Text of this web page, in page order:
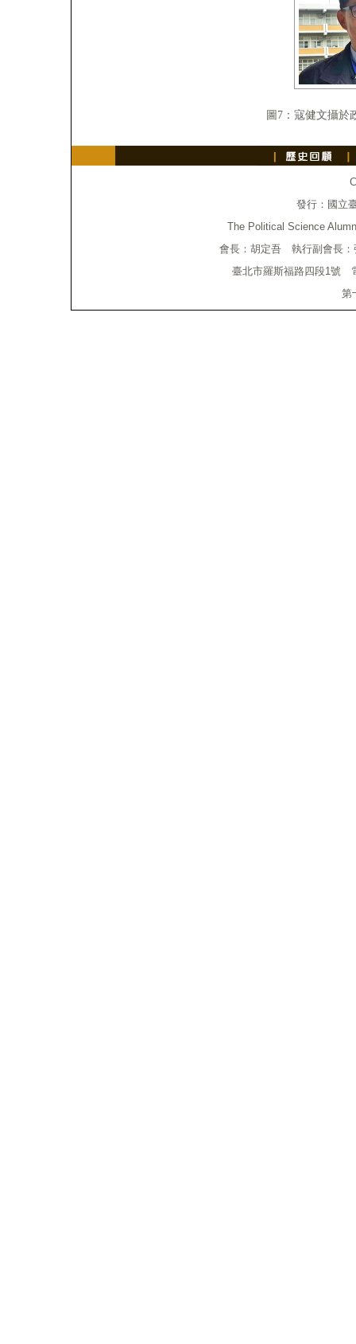
圖7：寇健文攝於
發行：國立
The Political Science
會長：胡定吾 執行副會長
臺北市羅斯福路四段1號
第